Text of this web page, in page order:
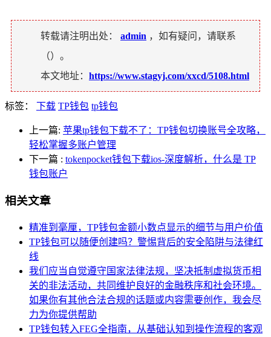
转载请注明出处： admin ，如有疑问，请联系
（）。
本文地址： https://www.stagyj.com/xxcd/5108.html
标签： 下载 TP钱包 tp钱包
上一篇: 苹果tp钱包下载不了：TP钱包切换账号全攻略，
轻松掌握多账户管理
下一篇 : tokenpocket钱包下载ios-深度解析，什么是 TP
钱包账户
相关文章
精准到毫厘，TP钱包金额小数点显示的细节与用户价值
TP钱包可以随便创建吗？警惕背后的安全陷阱与法律红
线
我们应当自觉遵守国家法律法规，坚决抵制虚拟货币相
关的非法活动，共同维护良好的金融秩序和社会环境。
如果你有其他合法合规的话题或内容需要创作，我会尽
力为你提供帮助
TP钱包转入FEG全指南，从基础认知到操作流程的客观